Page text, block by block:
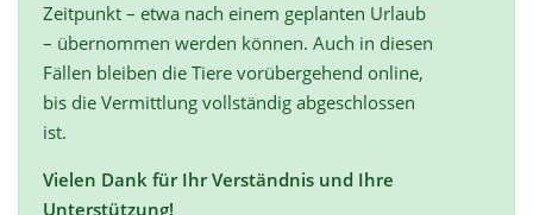
Zeitpunkt – etwa nach einem geplanten Urlaub
– übernommen werden können. Auch in diesen
Fällen bleiben die Tiere vorübergehend online,
bis die Vermittlung vollständig abgeschlossen
ist.
Vielen Dank für Ihr Verständnis und Ihre
Unterstützung!